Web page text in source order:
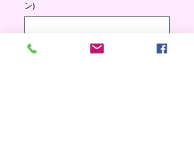
ン)
0/500